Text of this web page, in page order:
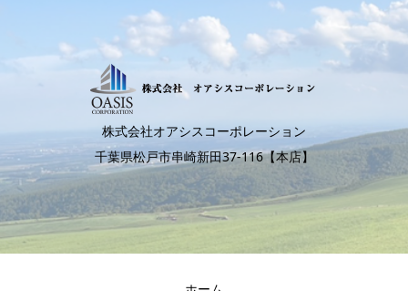
株式会社オアシスコーポレーション
千葉県松戸市串崎新田37-116【本店】